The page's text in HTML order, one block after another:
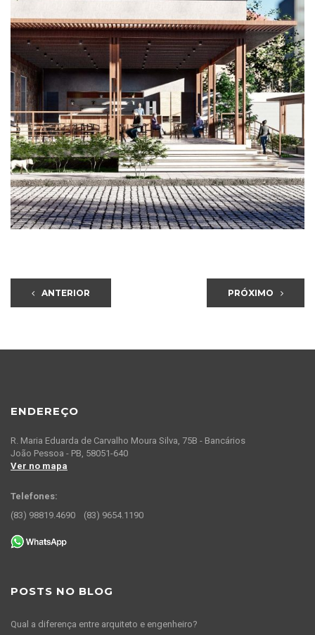
ANTERIOR PRÓXIMO
ENDEREÇO
R. Maria Eduarda de Carvalho Moura Silva, 75B - Bancários
João Pessoa - PB, 58051-640
Ver no mapa
Telefones:
(83) 98819.4690
(83) 9654.1190
POSTS NO BLOG
Qual a diferença entre arquiteto e engenheiro?